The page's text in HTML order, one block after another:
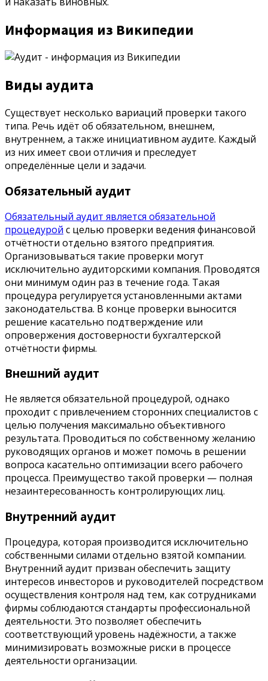
Информация из Википедии
Виды аудита
Существует несколько вариаций проверки такого
типа. Речь идёт об обязательном, внешнем,
внутреннем, а также инициативном аудите. Каждый
из них имеет свои отличия и преследует
определённые цели и задачи.
Обязательный аудит
Обязательный аудит является обязательной
процедурой с целью проверки ведения финансовой
отчётности отдельно взятого предприятия.
Организовываться такие проверки могут
исключительно аудиторскими компания. Проводятся
они минимум один раз в течение года. Такая
процедура регулируется установленными актами
законодательства. В конце проверки выносится
решение касательно подтверждение или
опровержения достоверности бухгалтерской
отчётности фирмы.
Внешний аудит
Не является обязательной процедурой, однако
проходит с привлечением сторонних специалистов с
целью получения максимально объективного
результата. Проводиться по собственному желанию
руководящих органов и может помочь в решении
вопроса касательно оптимизации всего рабочего
процесса. Преимущество такой проверки — полная
незаинтересованность контролирующих лиц.
Внутренний аудит
Процедура, которая производится исключительно
собственными силами отдельно взятой компании.
Внутренний аудит призван обеспечить защиту
интересов инвесторов и руководителей посредством
осуществления контроля над тем, как сотрудниками
фирмы соблюдаются стандарты профессиональной
деятельности. Это позволяет обеспечить
соответствующий уровень надёжности, а также
минимизировать возможные риски в процессе
деятельности организации.